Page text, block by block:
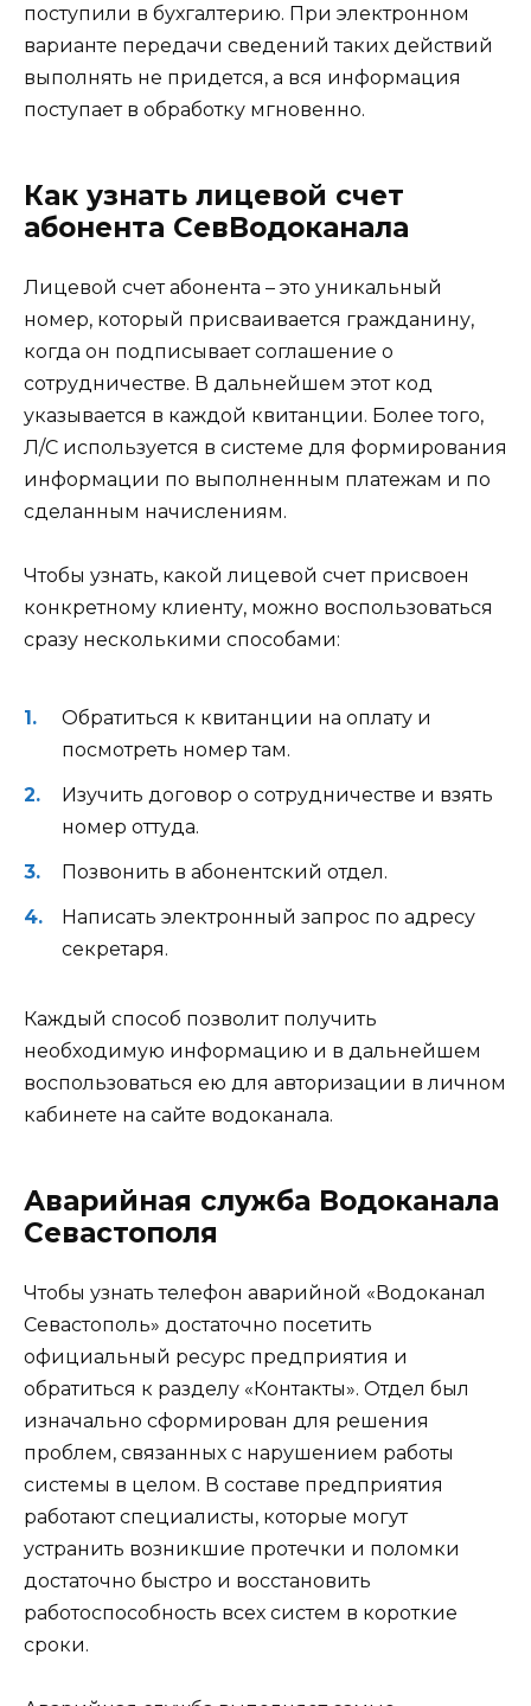
поступили в бухгалтерию. При электронном
варианте передачи сведений таких действий
выполнять не придется, а вся информация
поступает в обработку мгновенно.
Как узнать лицевой счет
абонента СевВодоканала
Лицевой счет абонента – это уникальный
номер, который присваивается гражданину,
когда он подписывает соглашение о
сотрудничестве. В дальнейшем этот код
указывается в каждой квитанции. Более того,
Л/С используется в системе для формирования
информации по выполненным платежам и по
сделанным начислениям.
Чтобы узнать, какой лицевой счет присвоен
конкретному клиенту, можно воспользоваться
сразу несколькими способами:
Обратиться к квитанции на оплату и
посмотреть номер там.
Изучить договор о сотрудничестве и взять
номер оттуда.
Позвонить в абонентский отдел.
Написать электронный запрос по адресу
секретаря.
Каждый способ позволит получить
необходимую информацию и в дальнейшем
воспользоваться ею для авторизации в личном
кабинете на сайте водоканала.
Аварийная служба Водоканала
Севастополя
Чтобы узнать телефон аварийной «Водоканал
Севастополь» достаточно посетить
официальный ресурс предприятия и
обратиться к разделу «Контакты». Отдел был
изначально сформирован для решения
проблем, связанных с нарушением работы
системы в целом. В составе предприятия
работают специалисты, которые могут
устранить возникшие протечки и поломки
достаточно быстро и восстановить
работоспособность всех систем в короткие
сроки.